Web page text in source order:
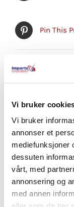
Vi bruker
Vi bruker
annonser et
mediefunksjoner
dessuten
vårt, med
annonsering og
med annen
Pin This